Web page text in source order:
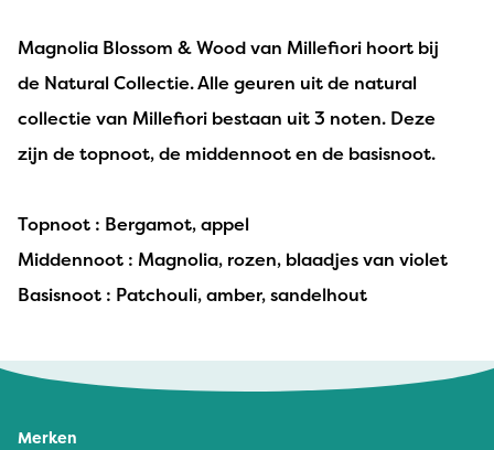
Magnolia Blossom & Wood van Millefiori hoort bij
de Natural Collectie. Alle geuren uit de natural
collectie van Millefiori bestaan uit 3 noten. Deze
zijn de topnoot, de middennoot en de basisnoot.
Topnoot : Bergamot, appel
Middennoot : Magnolia, rozen, blaadjes van violet
Basisnoot : Patchouli, amber, sandelhout
Merken